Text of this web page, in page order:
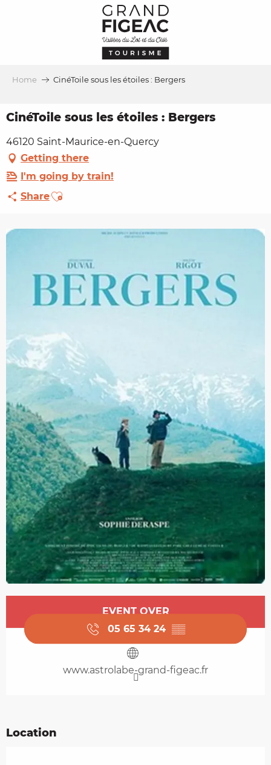
Home CinéToile sous les étoiles : Bergers
CinéToile sous les étoiles : Bergers
46120 Saint-Maurice-en-Quercy
Getting there
I'm going by train!
ShareAjouter aux favoris
Opening hours & contact details
EVENT OVER
05 65 34 24 ▒▒
www.astrolabe-grand-figeac.fr
Location